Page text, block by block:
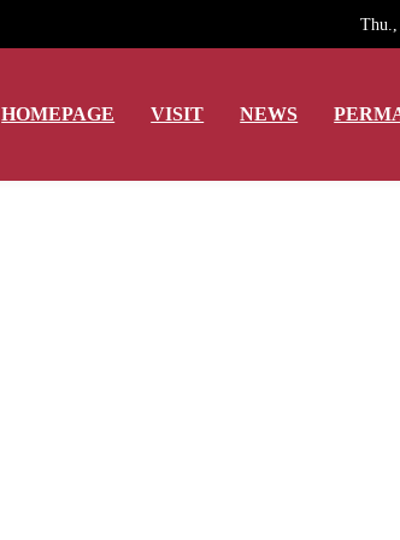
HOMEPAGE VISIT NEWS